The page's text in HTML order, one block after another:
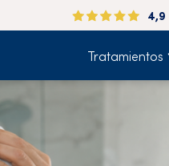
4,9
Tratamientos